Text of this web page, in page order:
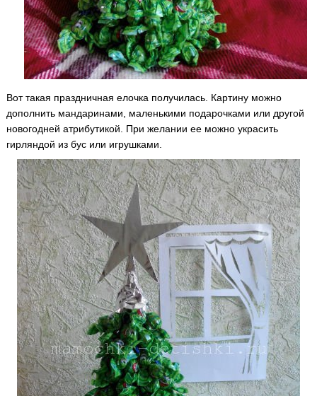
Вот такая праздничная елочка получилась. Картину можно
дополнить мандаринами, маленькими подарочками или другой
новогодней атрибутикой. При желании ее можно украсить
гирляндой из бус или игрушками.